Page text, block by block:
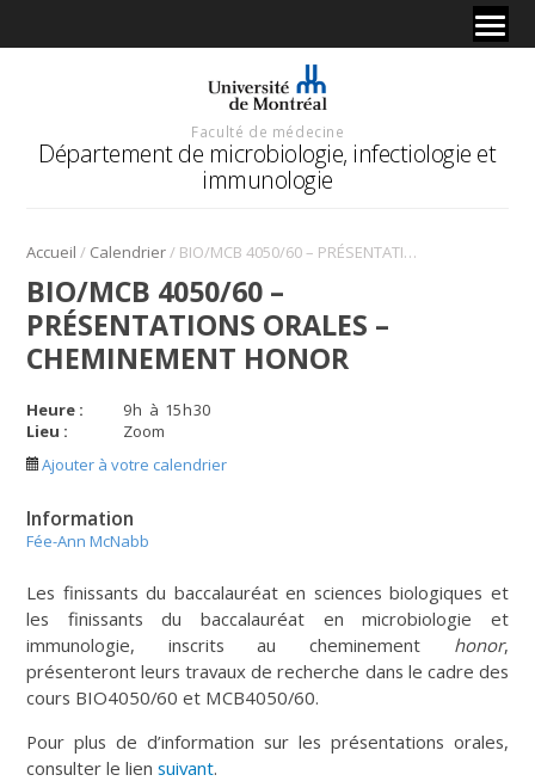
Faculté de médecine
Département de microbiologie, infectiologie et
immunologie
Accueil / Calendrier/ BIO/MCB 4050/60 – PRÉSENTATIONS ORALES – CHEMINEMENT HONOR
BIO/MCB 4050/60 –
PRÉSENTATIONS ORALES –
CHEMINEMENT HONOR
Heure : 9h à 15h30
Lieu :
Zoom
Ajouter à votre calendrier
Information
Fée-Ann McNabb
Les finissants du baccalauréat en sciences biologiques et
les finissants du baccalauréat en microbiologie et
immunologie, inscrits au cheminement honor,
présenteront leurs travaux de recherche dans le cadre des
cours BIO4050/60 et MCB4050/60.
Pour plus de d’information sur les présentations orales,
consulter le liensuivant.